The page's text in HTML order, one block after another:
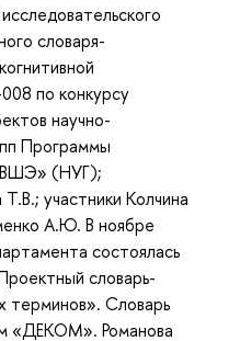
словаря-
по конкурсу
научно-
Программы
ВШЭ» (НУГ);
участники Колчина
А.Ю. В ноябре
состоялась
словарь-
терминов». Словарь
«ДЕКОМ». Романова